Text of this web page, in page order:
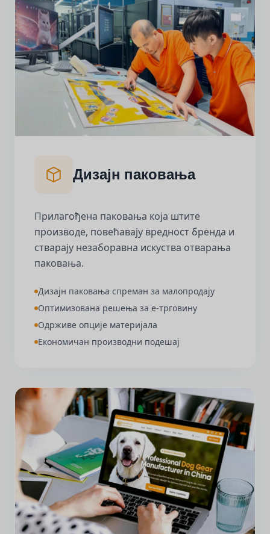
Дизајн паковања
Прилагођена паковања која штите
производе, повећавају вредност бренда и
стварају незаборавна искуства отварања
паковања.
Дизајн паковања спреман за малопродају
Оптимизована решења за е-трговину
Одрживе опције материјала
Економичан производни подешај